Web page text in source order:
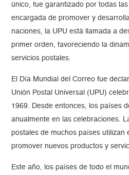
único, fue garantizado por todas
encargada de promover y
naciones, la UPU está llamada a
primer orden, favoreciendo la
servicios postales.
El Día Mundial del Correo fue
Unión Postal Universal (UPU)
1969. Desde entonces, los países
anualmente en las celebraciones.
postales de muchos países utilizan
promover nuevos productos y
Este año, los países de todo el